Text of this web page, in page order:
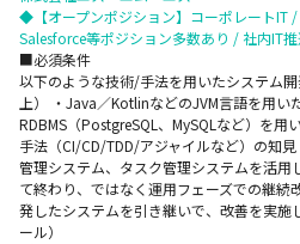
◆【オープンポジション】コーポレートIT /
Salesforce等ポジション多数あり / 社内IT
■必須条件
以下のような技術/手法を用いたシステム
上） ・Java／KotlinなどのJVM言語を用い
RDBMS（PostgreSQL、MySQLなど）を
手法（CI/CD/TDD/アジャイルなど）の知
管理システム、タスク管理システムを活用
て終わり、ではなく運用フェーズでの継続
発したシステムを引き継いで、改善を実施
ール）